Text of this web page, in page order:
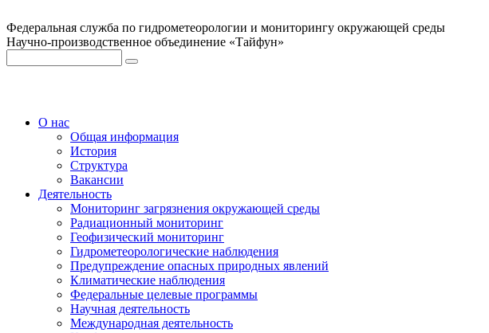
Федеральная служба по гидрометеорологии и мониторингу окружающей среды
Научно-производственное объединение «Тайфун»
О нас
Общая информация
История
Структура
Вакансии
Деятельность
Мониторинг загрязнения окружающей среды
Радиационный мониторинг
Геофизический мониторинг
Гидрометеорологические наблюдения
Предупреждение опасных природных явлений
Климатические наблюдения
Федеральные целевые программы
Научная деятельность
Международная деятельность